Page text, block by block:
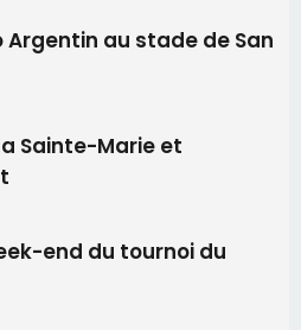
au stade de San
Sainte-Marie et
end du tournoi du